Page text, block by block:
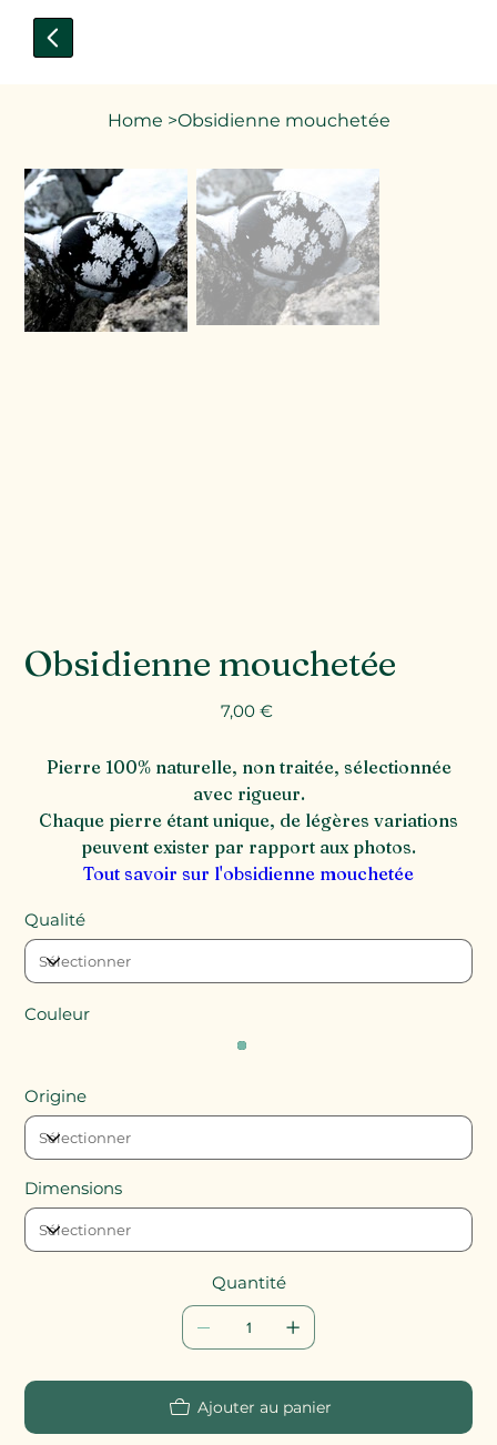
Home >Obsidienne mouchetée
Obsidienne mouchetée
Prix
7,00 €
Pierre 100% naturelle, non traitée, sélectionnée
avec rigueur.
Chaque pierre étant unique, de légères variations
peuvent exister par rapport aux photos.
Tout savoir sur l'obsidienne mouchetée
Qualité
Couleur
Origine
Dimensions
Quantité
Ajouter au panier